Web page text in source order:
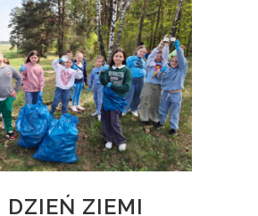
DZIEŃ ZIEMI